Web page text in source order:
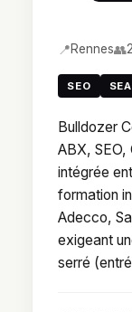
📍Rennes👥
SEO SEA
Bulldozer
ABX,
intégrée
formation
Adecco,
exigeant
serré